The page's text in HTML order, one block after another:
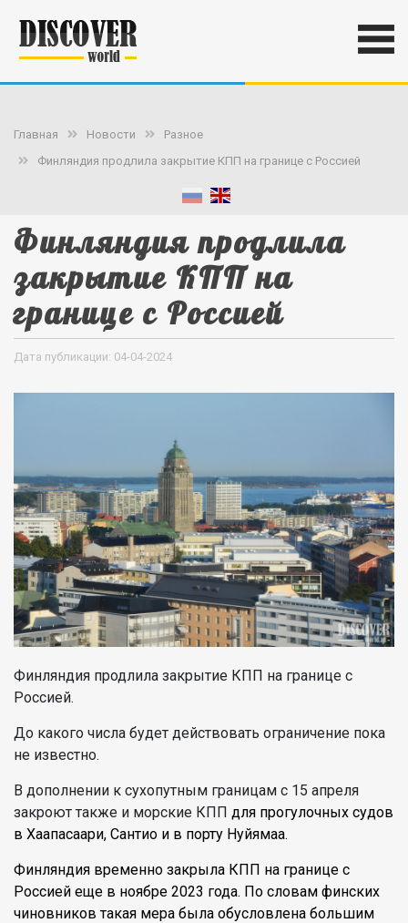
Главная Новости
Разное
Финляндия продлила закрытие КПП на границе с Россией
Финляндия продлила
закрытие КПП на
границе с Россией
Дата публикации: 04-04-2024
Финляндия продлила закрытие КПП на границе с
Россией.
До какого числа будет действовать ограничение пока
не известно.
В дополнении к сухопутным границам с 15 апреля
закроют также и морские КПП для прогулочных судов
в Хаапасаари, Сантио и в порту Нуйямаа.
Финляндия временно закрыла КПП на границе с
Россией еще в ноябре 2023 года. По словам финских
чиновников такая мера была обусловлена большим